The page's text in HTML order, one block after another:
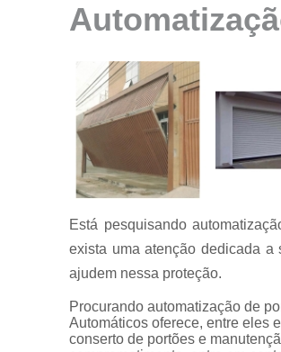
Está pesquisando
exista uma atenção dedicada
ajudem nessa proteção.
Procurando automatização de
Automáticos oferece, entre eles
conserto de portões e